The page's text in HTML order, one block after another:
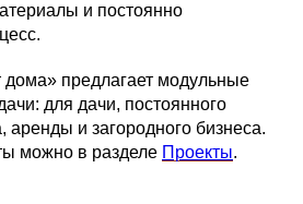
и постоянно
предлагает модульные
для дачи, постоянного
аренды и загородного бизнеса.
можно в разделе Проекты.